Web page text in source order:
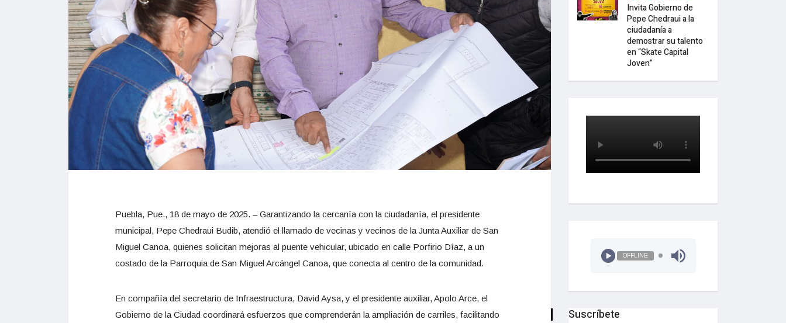
Puebla, Pue., 18 de mayo de 2025. – Garantizando la cercanía con la ciudadanía, el presidente
municipal, Pepe Chedraui Budib, atendió el llamado de vecinas y vecinos de la Junta Auxiliar de San
Miguel Canoa, quienes solicitan mejoras al puente vehicular, ubicado en calle Porfirio Díaz, a un
costado de la Parroquia de San Miguel Arcángel Canoa, que conecta al centro de la comunidad.
En compañía del secretario de Infraestructura, David Aysa, y el presidente auxiliar, Apolo Arce, el
Gobierno de la Ciudad coordinará esfuerzos que comprenderán la ampliación de carriles, facilitando
Invita Gobierno de
Pepe Chedraui a la
ciudadanía a
demostrar su talento
en “Skate Capital
Joven”
OFFLINE
Suscríbete